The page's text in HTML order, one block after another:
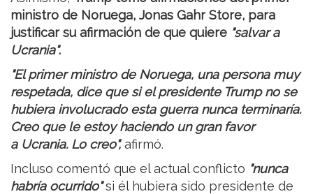
ministro de Noruega, Jonas Gahr Store, para
justificar su afirmación de que quiere "salvar a
Ucrania".
"El primer ministro de Noruega, una persona muy
respetada, dice que si el presidente Trump no se
hubiera involucrado esta guerra nunca terminaría.
Creo que le estoy haciendo un gran favor
a Ucrania. Lo creo",afirmó.
Incluso comentó que el actual conflicto "nunca
habría ocurrido"si él hubiera sido presidente de